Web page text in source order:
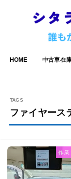
HOME 中古車在
ファイヤース
作業